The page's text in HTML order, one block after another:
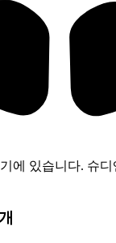
에 있습니다. 슈